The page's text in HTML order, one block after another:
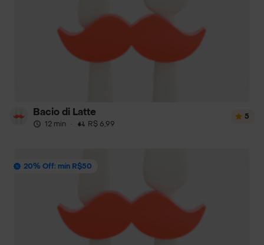
Bacio di Latte
12 min · R$ 6,99
5
20% Off: mín R$50